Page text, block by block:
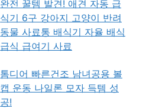
완전 꿀템 발견! 애견 자동 급
식기 6구 강아지 고양이 반려
동물 사료통 배식기 자율 배식
급식 급여기 사료
톰디어 빠른건조 남녀공용 볼
캡 운동 나일론 모자 득템 성
공!